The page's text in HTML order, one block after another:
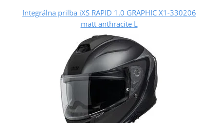
Integrálna prilba iXS RAPID 1.0 GRAPHIC X1-330206
matt anthracite L